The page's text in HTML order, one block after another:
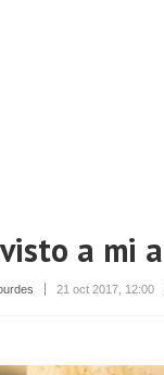
a mi
21 oct 2017, 12:00